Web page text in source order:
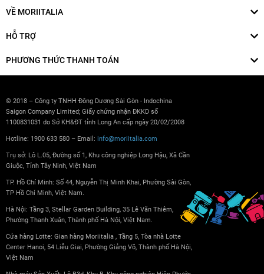
VỀ MORIITALIA
HỖ TRỢ
PHƯƠNG THỨC THANH TOÁN
© 2018 – Công ty TNHH Đông Dương Sài Gòn - Indochina
Saigon Company Limited; Giấy chứng nhận ĐKKD số
1100831031 do Sở KH&ĐT tỉnh Long An cấp ngày 20/02/2008
Hotline: 1900 633 580 – Email: info@moriitalia.com
Trụ sở: Lô L.05, Đường số 1, Khu công nghiệp Long Hậu, Xã Cần
Giuộc, Tỉnh Tây Ninh, Việt Nam
TP. Hồ Chí Minh: Số 44, Nguyễn Thị Minh Khai, Phường Sài Gòn,
TP Hồ Chí Minh, Việt Nam.
Hà Nội: Tầng 3, Stellar Garden Building, 35 Lê Văn Thiêm,
Phường Thanh Xuân, Thành phố Hà Nội, Việt Nam.
Cửa hàng Lotte: Gian hàng Moriitalia , Tầng 5, Tòa nhà Lotte
Center Hanoi, 54 Liễu Giai, Phường Giảng Võ, Thành phố Hà Nội,
Việt Nam